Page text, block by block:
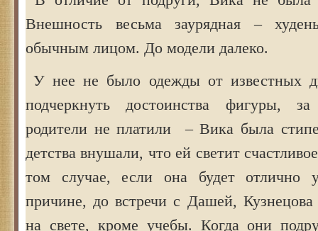
Внешность весьма заурядная –
обычным лицом. До модели далеко.
У нее не было одежды от известных
подчеркнуть достоинства фигуры,
родители не платили – Вика была
детства внушали, что ей светит
том случае, если она будет отлично
причине, до встречи с Дашей, Кузнецова
на свете, кроме учебы. Когда они